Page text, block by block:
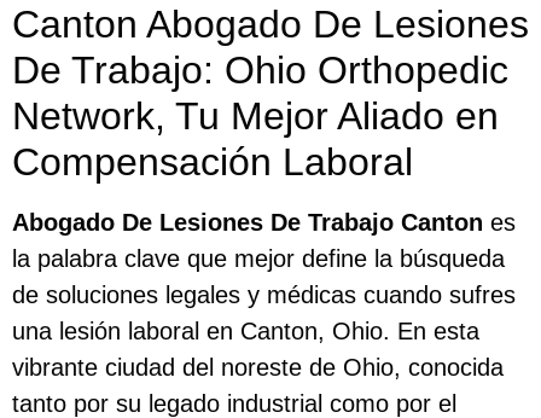
Canton Abogado De Lesiones
De Trabajo: Ohio Orthopedic
Network, Tu Mejor Aliado en
Compensación Laboral
Abogado De Lesiones De Trabajo Canton es
la palabra clave que mejor define la búsqueda
de soluciones legales y médicas cuando sufres
una lesión laboral en Canton, Ohio. En esta
vibrante ciudad del noreste de Ohio, conocida
tanto por su legado industrial como por el